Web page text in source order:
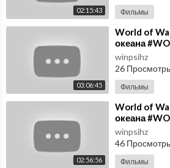
02:15:43 Фильмы
03:06:45
⁣World of
океана
#Winpsih
winpsihz
26
Фильмы
02:56:56
⁣World of
океана
#Winpsih
winpsihz
46
Фильмы